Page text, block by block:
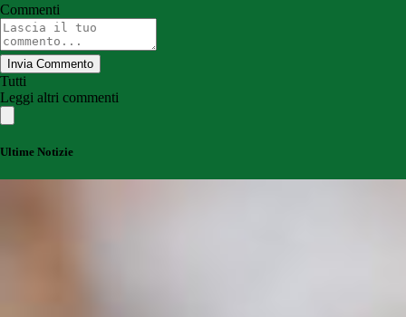
Commenti
Invia Commento
Tutti
Leggi altri commenti
Ultime Notizie